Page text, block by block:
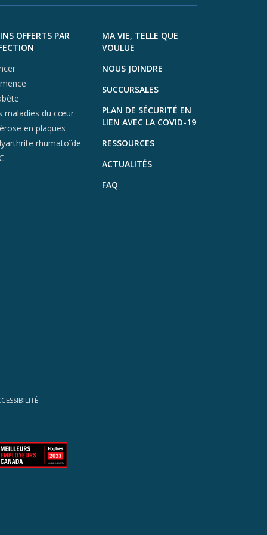
OFFERTS PAR
maladies du cœur
en plaques
rhumatoïde
MA VIE, TELLE QUE
VOULUE
NOUS JOINDRE
SUCCURSALES
PLAN DE SÉCURITÉ EN
LIEN AVEC LA COVID-19
RESSOURCES
ACTUALITÉS
FAQ